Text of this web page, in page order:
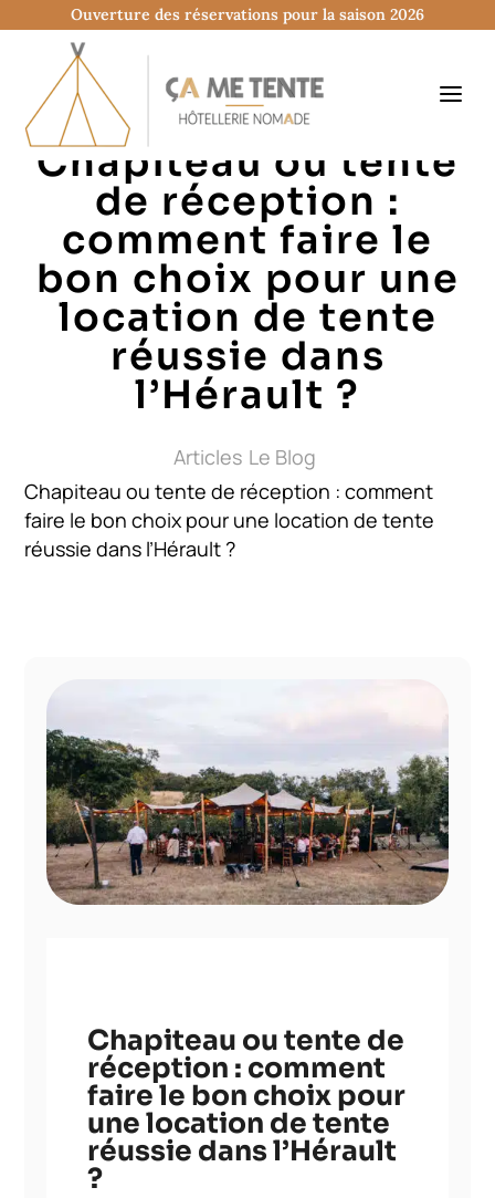
Ouverture des réservations pour la saison 2026
Chapiteau ou tente
de réception :
comment faire le
bon choix pour une
location de tente
réussie dans
l’Hérault ?
Articles Le Blog
Chapiteau ou tente de réception : comment
faire le bon choix pour une location de tente
réussie dans l’Hérault ?
Chapiteau ou tente de
réception : comment
faire le bon choix pour
une location de tente
réussie dans l’Hérault
?